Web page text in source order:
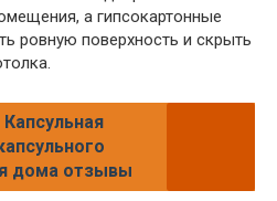
а гипсокартонные
ровную поверхность и скрыть
Капсульная
дома отзывы